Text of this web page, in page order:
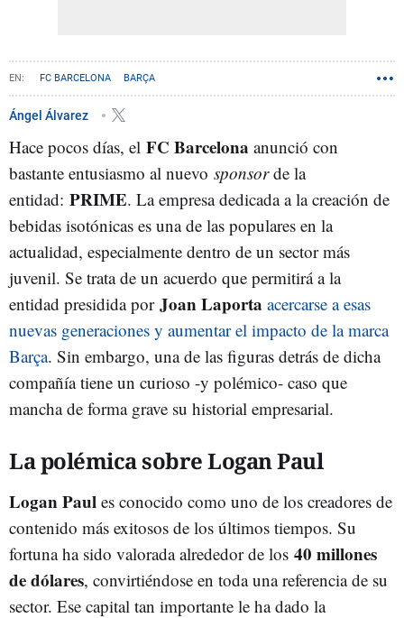
FC BARCELONA BARÇA
Ángel Álvarez
Hace pocos días, el FC Barcelona anunció con
bastante entusiasmo al nuevo sponsorde la
entidad: PRIME. La empresa dedicada a la creación de
bebidas isotónicas es una de las populares en la
actualidad, especialmente dentro de un sector más
juvenil. Se trata de un acuerdo que permitirá a la
entidad presidida por Joan Laporta acercarse a esas
nuevas generaciones y aumentar el impacto de la marca
Barça. Sin embargo, una de las figuras detrás de dicha
compañía tiene un curioso -y polémico- caso que
mancha de forma grave su historial empresarial.
La polémica sobre Logan Paul
Logan Paul es conocido como uno de los creadores de
contenido más exitosos de los últimos tiempos. Su
fortuna ha sido valorada alrededor de los 40 millones
de dólares, convirtiéndose en toda una referencia de su
sector. Ese capital tan importante le ha dado la